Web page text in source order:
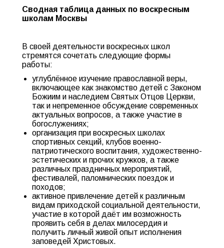
Сводная таблица данных по воскресным
школам Москвы
В своей деятельности воскресных школ
стремятся сочетать следующие формы
работы:
углублённое изучение православной веры,
включающее как знакомство детей с Законом
Божиим и наследием Святых Отцов Церкви,
так и непременное обсуждение современных
актуальных вопросов, а также участие в
богослужениях;
организация при воскресных школах
спортивных секций, клубов военно-
патриотического воспитания, художественно-
эстетических и прочих кружков, а также
различных праздничных мероприятий,
фестивалей, паломнических поездок и
походов;
активное привлечение детей к различным
видам приходской социальной деятельности,
участие в которой даёт им возможность
проявить себя в делах милосердия и
получить личный живой опыт исполнения
заповедей Христовых.